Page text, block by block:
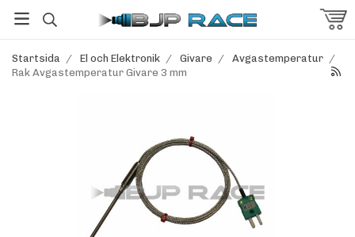
Startsida / El och Elektronik / Givare / Avgastemperatur /
Rak Avgastemperatur Givare 3 mm